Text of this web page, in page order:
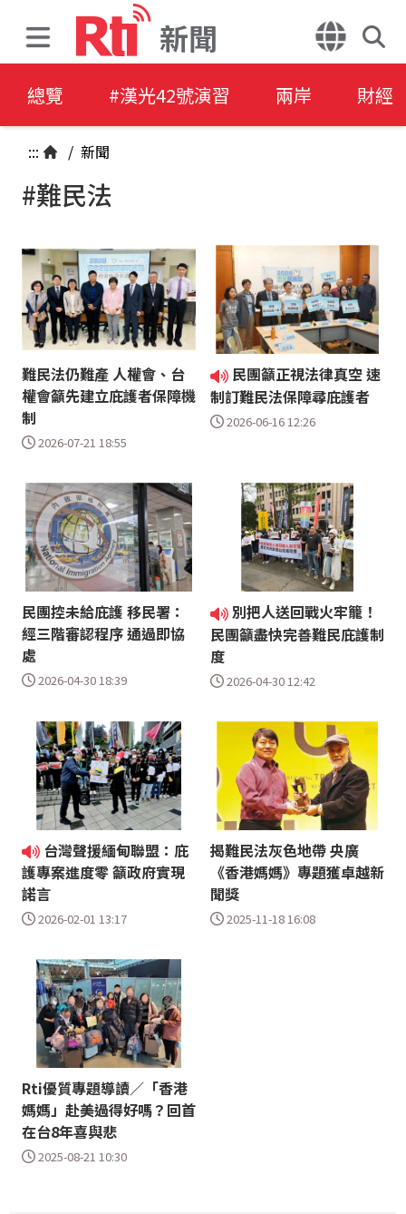
新聞
總覽 #漢光42號演習 兩岸 財經
::: / 新聞
#難民法
難民法仍難產 人權會、台
權會籲先建立庇護者保障機
制
2026-07-21 18:55
民團籲正視法律真空 速
制訂難民法保障尋庇護者
2026-06-16 12:26
民團控未給庇護 移民署：
經三階審認程序 通過即協
處
2026-04-30 18:39
別把人送回戰火牢籠！
民團籲盡快完善難民庇護制
度
2026-04-30 12:42
台灣聲援緬甸聯盟：庇
護專案進度零 籲政府實現
諾言
2026-02-01 13:17
揭難民法灰色地帶 央廣
《香港媽媽》專題獲卓越新
聞獎
2025-11-18 16:08
Rti優質專題導讀／「香港
媽媽」赴美過得好嗎？回首
在台8年喜與悲
2025-08-21 10:30